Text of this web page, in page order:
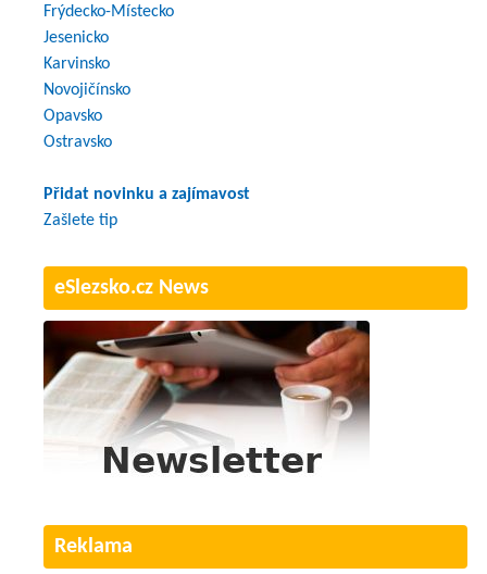
Frýdecko-Místecko
Jesenicko
Karvinsko
Novojičínsko
Opavsko
Ostravsko
Přidat novinku a zajímavost
Zašlete tip
eSlezsko.cz News
Reklama